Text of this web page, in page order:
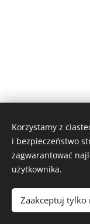
© Parroquia San
7. - 35100 San
Español
Italiano
Korzystamy z
i bezpieczeństwo
zagwarantować
użytkownika.
Zaakceptuj tylko